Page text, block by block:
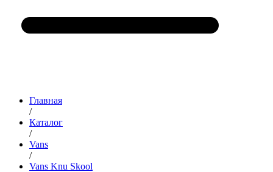
Главная
/
Каталог
/
Vans
/
Vans Knu Skool